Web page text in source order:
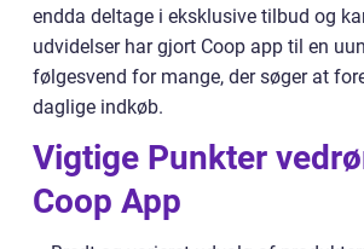
endda deltage i eksklusive tilbud og
udvidelser har gjort Coop app til en
følgesvend for mange, der søger at
daglige indkøb.
Vigtige Punkter
Coop App